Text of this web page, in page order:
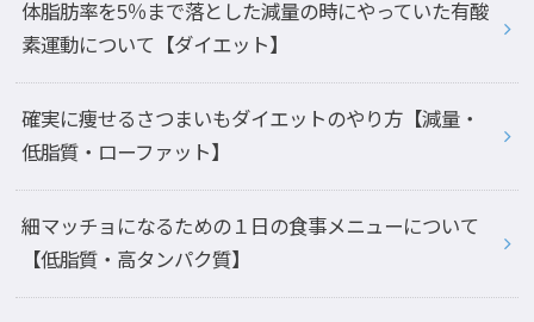
体脂肪率を5％まで落とした減量の時にやっていた有酸
素運動について【ダイエット】
確実に痩せるさつまいもダイエットのやり方【減量・
低脂質・ローファット】
細マッチョになるための１日の食事メニューについて
【低脂質・高タンパク質】